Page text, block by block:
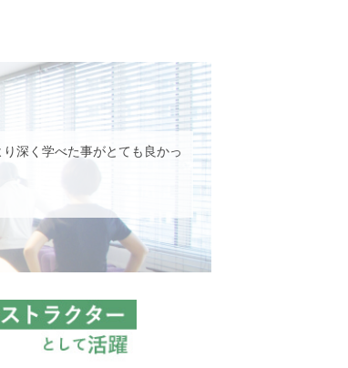
深く学べた事がとても良かっ